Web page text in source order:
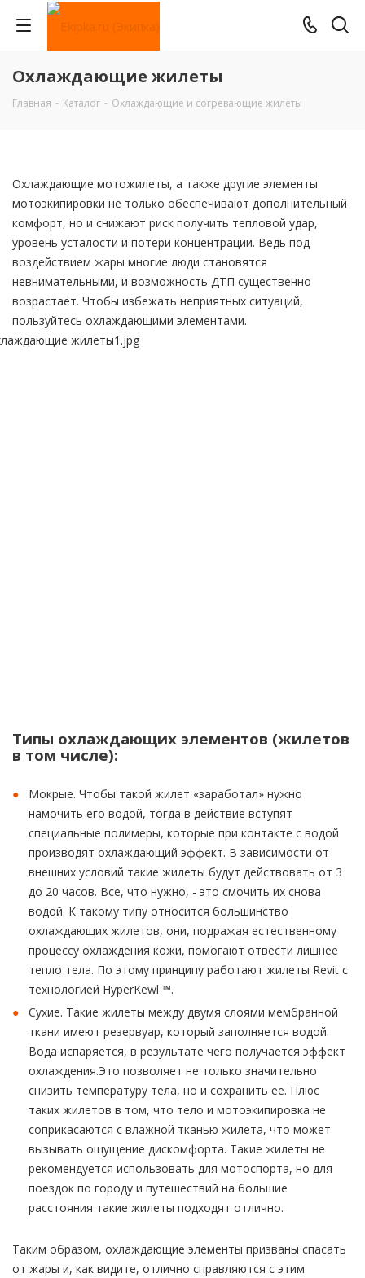
Охлаждающие жилеты
Главная - Каталог - Охлаждающие и согревающие жилеты
Охлаждающие мотожилеты, а также другие элементы
мотоэкипировки не только обеспечивают дополнительный
комфорт, но и снижают риск получить тепловой удар,
уровень усталости и потери концентрации. Ведь под
воздействием жары многие люди становятся
невнимательными, и возможность ДТП существенно
возрастает. Чтобы избежать неприятных ситуаций,
пользуйтесь охлаждающими элементами.
Типы охлаждающих элементов (жилетов
в том числе):
Мокрые. Чтобы такой жилет «заработал» нужно
намочить его водой, тогда в действие вступят
специальные полимеры, которые при контакте с водой
производят охлаждающий эффект. В зависимости от
внешних условий такие жилеты будут действовать от 3
до 20 часов. Все, что нужно, - это смочить их снова
водой. К такому типу относится большинство
охлаждающих жилетов, они, подражая естественному
процессу охлаждения кожи, помогают отвести лишнее
тепло тела. По этому принципу работают жилеты Revit c
технологией HyperKewl ™.
Сухие. Такие жилеты между двумя слоями мембранной
ткани имеют резервуар, который заполняется водой.
Вода испаряется, в результате чего получается эффект
охлаждения.Это позволяет не только значительно
снизить температуру тела, но и сохранить ее. Плюс
таких жилетов в том, что тело и мотоэкипировка не
соприкасаются с влажной тканью жилета, что может
вызывать ощущение дискомфорта. Такие жилеты не
рекомендуется использовать для мотоспорта, но для
поездок по городу и путешествий на большие
расстояния такие жилеты подходят отлично.
Таким образом, охлаждающие элементы призваны спасать
от жары и, как видите, отлично справляются с этим